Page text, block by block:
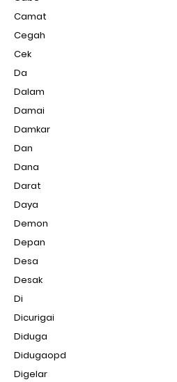
Camat
Cegah
Cek
Da
Dalam
Damai
Damkar
Dan
Dana
Darat
Daya
Demon
Depan
Desa
Desak
Di
Dicurigai
Diduga
Didugaopd
Digelar